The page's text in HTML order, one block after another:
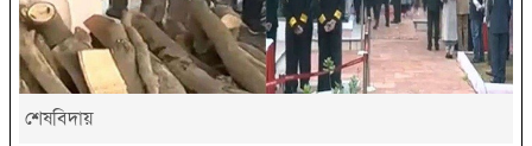
শেষবিদায়